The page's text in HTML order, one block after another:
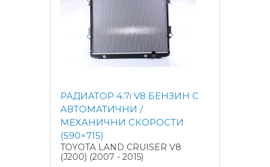
РАДИАТОР 4.7i V8 БЕНЗИН С
АВТОМАТИЧНИ /
МЕХАНИЧНИ СКОРОСТИ
(590×715)
TOYOTA LAND CRUISER V8
(J200) (2007 - 2015)